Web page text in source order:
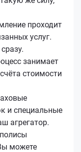
проходит
услуг.
занимает
стоимости
и специальные
агрегатор.
можете